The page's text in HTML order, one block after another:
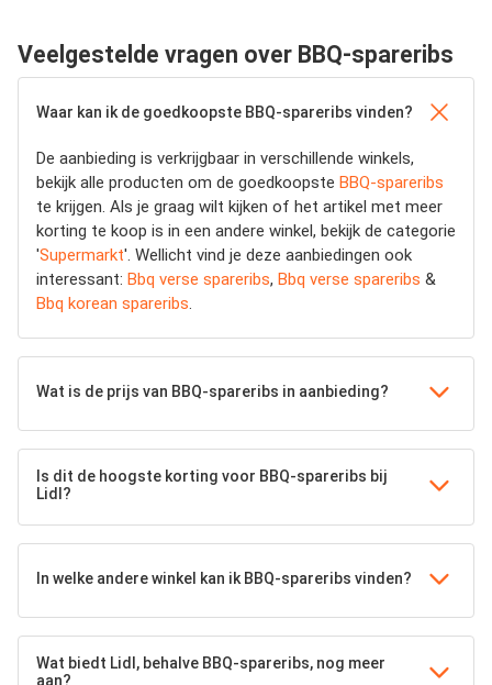
Veelgestelde vragen over BBQ-spareribs
Waar kan ik de goedkoopste BBQ-spareribs vinden?
De aanbieding is verkrijgbaar in verschillende winkels,
bekijk alle producten om de goedkoopste BBQ-spareribs
te krijgen. Als je graag wilt kijken of het artikel met meer
korting te koop is in een andere winkel, bekijk de categorie
'Supermarkt'. Wellicht vind je deze aanbiedingen ook
interessant: Bbq verse spareribs, Bbq verse spareribs &
Bbq korean spareribs.
Wat is de prijs van BBQ-spareribs in aanbieding?
Is dit de hoogste korting voor BBQ-spareribs bij
Lidl?
In welke andere winkel kan ik BBQ-spareribs vinden?
Wat biedt Lidl, behalve BBQ-spareribs, nog meer
aan?